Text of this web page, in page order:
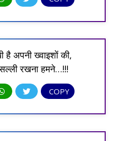
है अपनी ख्वाइशों की,
रखना हमने…!!!
COPY